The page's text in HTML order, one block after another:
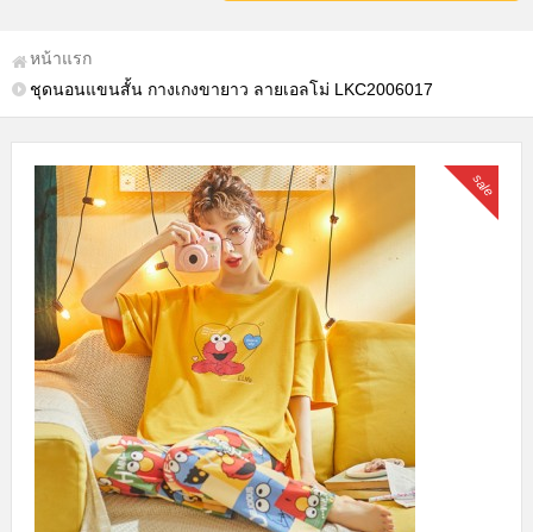
หน้าแรก
ชุดนอนแขนสั้น กางเกงขายาว ลายเอลโม่ LKC2006017
sale